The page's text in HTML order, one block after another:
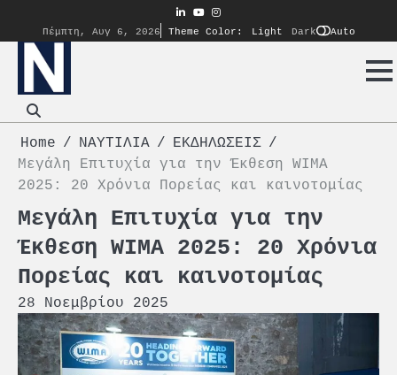
content
linkedin
youtube
instagram
Πέμπτη, Αυγ 6, 2026
Theme Color: Light Dark Auto
Home ΝΑΥΤΙΛΙΑ
ΕΚΔΗΛΩΣΕΙΣ
Μεγάλη Επιτυχία για την Έκθεση WIMA
2025: 20 Χρόνια Πορείας και καινοτομίας
Μεγάλη Επιτυχία για την
Έκθεση WIMA 2025: 20 Χρόνια
Πορείας και καινοτομίας
28 Νοεμβρίου 2025